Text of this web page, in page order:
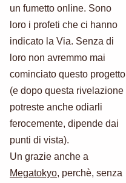
un fumetto online. Sono
loro i profeti che ci hanno
indicato la Via. Senza di
loro non avremmo mai
cominciato questo progetto
(e dopo questa rivelazione
potreste anche odiarli
ferocemente, dipende dai
punti di vista).
Un grazie anche a
Megatokyo, perchè, senza